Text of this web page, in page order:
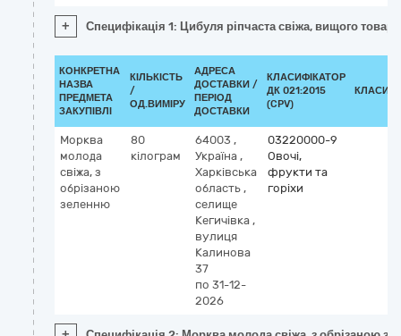
+ Специфікація 1: Цибуля ріпчаста свіжа, вищого
КОНКРЕТНА
НАЗВА
ПРЕДМЕТА
ЗАКУПІВЛІ
КІЛЬКІСТЬ
/
ОД.ВИМІРУ
АДРЕСА
ДОСТАВКИ /
ПЕРІОД
ДОСТАВКИ
КЛАСИФІКАТОР
ДК 021:2015
(CPV)
Морква
молода
свіжа, з
обрізаною
зеленню
80
кілограм
64003 ,
Україна ,
Харківська
область ,
селище
Кегичівка ,
вулиця
Калинова
37
по 31-12-
2026
03220000-9
Овочі,
фрукти та
горіхи